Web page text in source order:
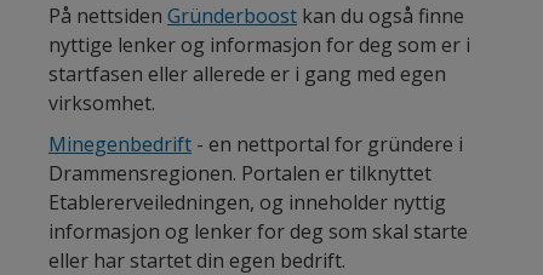
På nettsiden Gründerboost kan du også finne
nyttige lenker og informasjon for deg som er i
startfasen eller allerede er i gang med egen
virksomhet.
Minegenbedrift - en nettportal for gründere i
Drammensregionen. Portalen er tilknyttet
Etablererveiledningen, og inneholder nyttig
informasjon og lenker for deg som skal starte
eller har startet din egen bedrift.